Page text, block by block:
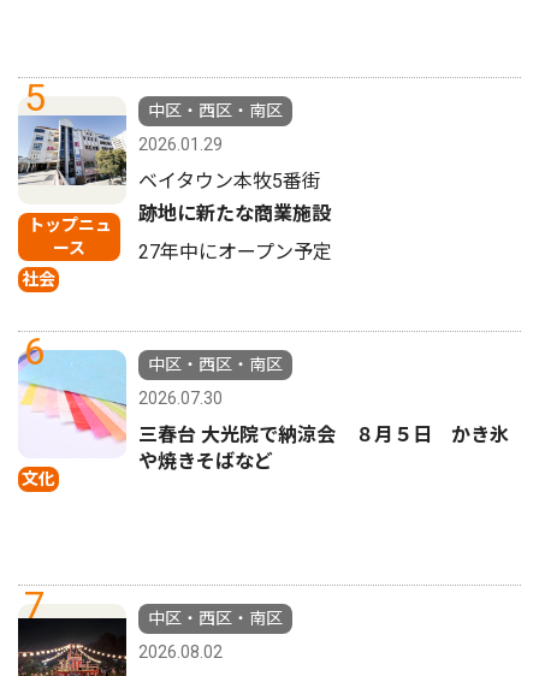
5
トップニュ
ース
社会
中区・西区・南区
2026.01.29
ベイタウン本牧5番街
跡地に新たな商業施設
27年中にオープン予定
6
文化
中区・西区・南区
2026.07.30
三春台 大光院で納涼会 ８月５日 かき氷
や焼きそばなど
7
中区・西区・南区
2026.08.02